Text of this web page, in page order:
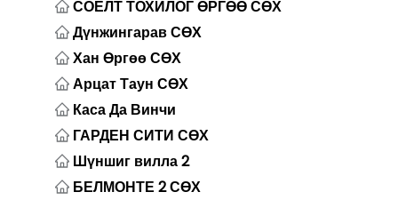
СОЁЛТ ТОХИЛОГ ӨРГӨӨ СӨХ
Дүнжингарав СӨХ
Хан Өргөө СӨХ
Арцат Таун СӨХ
Каса Да Винчи
ГАРДЕН СИТИ СӨХ
Шүншиг вилла 2
БЕЛМОНТЕ 2 СӨХ